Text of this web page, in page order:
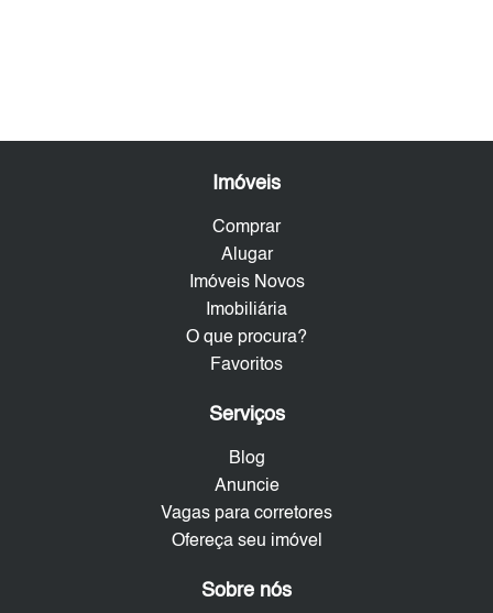
Imóveis
Comprar
Alugar
Imóveis Novos
Imobiliária
O que procura?
Favoritos
Serviços
Blog
Anuncie
Vagas para corretores
Ofereça seu imóvel
Sobre nós